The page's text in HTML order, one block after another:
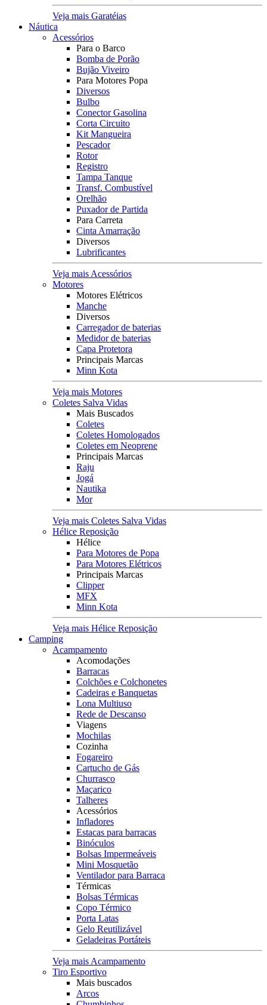
Veja mais Garatéias
Náutica
Acessórios
Para o Barco
Bomba de Porão
Bujão Viveiro
Para Motores Popa
Diversos
Bulbo
Conector Gasolina
Corta Circuito
Kit Mangueira
Pescador
Rotor
Registro
Tampa Tanque
Transf. Combustível
Orelhão
Puxador de Partida
Para Carreta
Cinta Amarração
Diversos
Lubrificantes
Veja mais Acessórios
Motores
Motores Elétricos
Manche
Diversos
Carregador de baterias
Medidor de baterias
Capa Protetora
Principais Marcas
Minn Kota
Veja mais Motores
Coletes Salva Vidas
Mais Buscados
Coletes
Coletes Homologados
Coletes em Neoprene
Principais Marcas
Raju
Jogá
Nautika
Mor
Veja mais Coletes Salva Vidas
Hélice Reposição
Hélice
Para Motores de Popa
Para Motores Elétricos
Principais Marcas
Clipper
MFX
Minn Kota
Veja mais Hélice Reposição
Camping
Acampamento
Acomodações
Barracas
Colchões e Colchonetes
Cadeiras e Banquetas
Lona Multiuso
Rede de Descanso
Viagens
Mochilas
Cozinha
Fogareiro
Cartucho de Gás
Churrasco
Maçarico
Talheres
Acessórios
Infladores
Estacas para barracas
Binóculos
Bolsas Impermeáveis
Mini Mosquetão
Ventilador para Barraca
Térmicas
Bolsas Térmicas
Copo Térmico
Porta Latas
Gelo Reutilizável
Geladeiras Portáteis
Veja mais Acampamento
Tiro Esportivo
Mais buscados
Arcos